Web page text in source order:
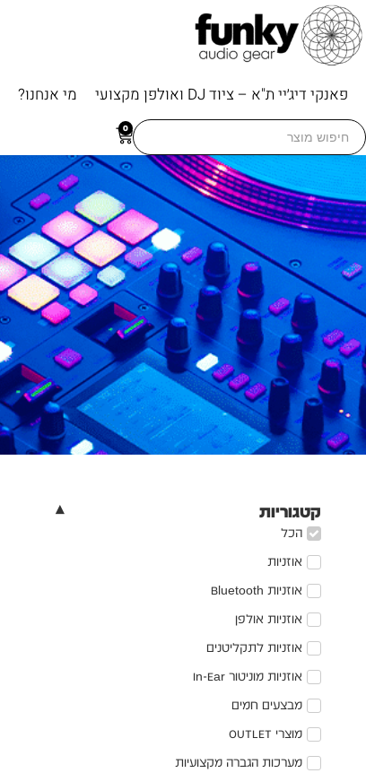
פאנקי דיג׳יי ת"א – ציוד DJ ואולפן מקצועי מי אנחנו?
Search
for:
0
קטגוריות
הכל
אוזניות
אוזניות Bluetooth
אוזניות אולפן
אוזניות לתקליטנים
אוזניות מוניטור In-Ear
מבצעים חמים
מוצרי OUTLET
מערכות הגברה מקצועיות